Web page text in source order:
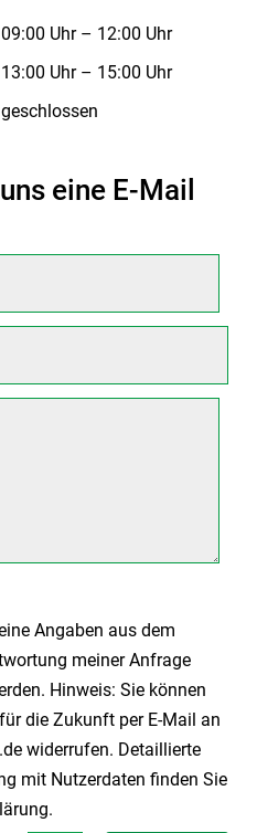
09:00 Uhr – 12:00 Uhr
13:00 Uhr – 15:00 Uhr
geschlossen
eine E-Mail
Angaben aus dem
meiner Anfrage
Hinweis: Sie können
die Zukunft per E-Mail an
widerrufen. Detaillierte
mit Nutzerdaten finden Sie